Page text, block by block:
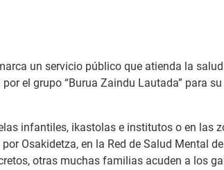
un servicio público que atienda la
el grupo “Burua Zaindu Lautada” para su
infantiles, ikastolas e institutos o en las
Osakidetza, en la Red de Salud Mental
otras muchas familias acuden a los